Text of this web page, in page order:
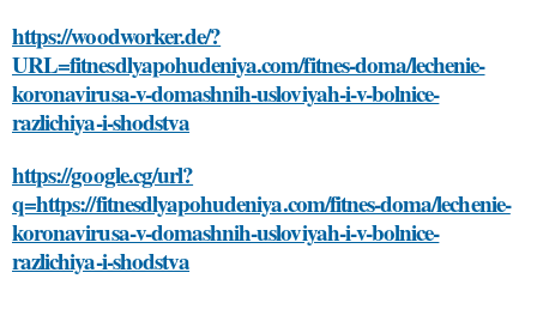
https://woodworker.de/?
URL=fitnesdlyapohudeniya.com/fitnes-doma/lechenie-
koronavirusa-v-domashnih-usloviyah-i-v-bolnice-
razlichiya-i-shodstva
https://google.cg/url?
q=https://fitnesdlyapohudeniya.com/fitnes-doma/lechenie-
koronavirusa-v-domashnih-usloviyah-i-v-bolnice-
razlichiya-i-shodstva